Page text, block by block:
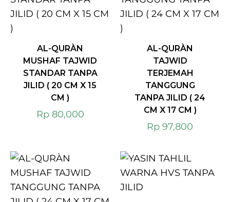
AL-QURÀN
MUSHAF TAJWID
STANDAR TANPA
JILID ( 20 CM X 15
CM )
Rp80,000
AL-QURÀN
TAJWID
TERJEMAH
TANGGUNG
TANPA JILID ( 24
CM X 17 CM )
Rp 97,800